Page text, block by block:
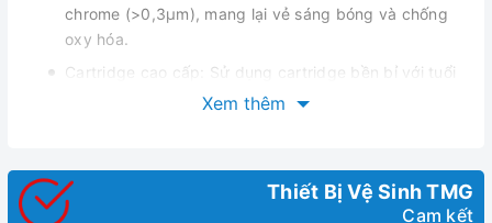
chrome (>0,3μm), mang lại vẻ sáng bóng và chống
oxy hóa.
Cartridge cao cấp: Sử dụng cartridge bền bỉ với tuổi
thọ hơn 50.000 lần sử dụng.
Bộ phụ kiện đầy đủ: Bao gồm chân sen và bộ dây bát
sen, tiện lợi cho việc lắp đặt.
Xem thêm
Thiết Bị Vệ Sinh TMG
Cam kết